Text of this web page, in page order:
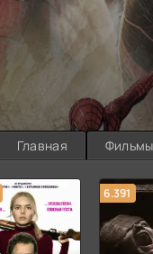
Главная Фильмы
6.391